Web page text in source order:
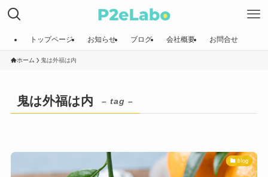
トップページ お知らせ ブログ 会社概要 お問合せ
ホーム 鬼は外福は内
鬼は外福は内 – tag –
blog